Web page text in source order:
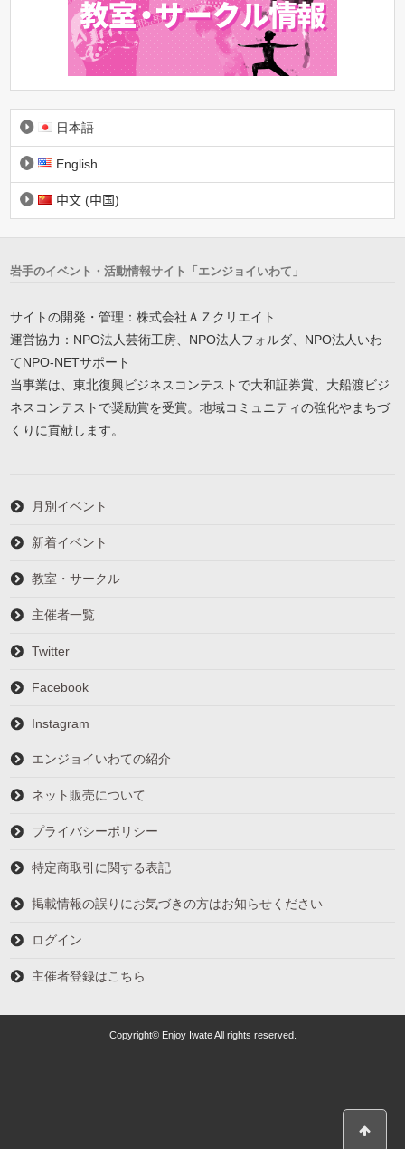
日本語
English
中文 (中国)
岩手のイベント・活動情報サイト「エンジョイいわて」
サイトの開発・管理：株式会社ＡＺクリエイト
運営協力：NPO法人芸術工房、NPO法人フォルダ、NPO法人いわ
てNPO-NETサポート
当事業は、東北復興ビジネスコンテストで大和証券賞、大船渡ビジ
ネスコンテストで奨励賞を受賞。地域コミュニティの強化やまちづ
くりに貢献します。
月別イベント
新着イベント
教室・サークル
主催者一覧
Twitter
Facebook
Instagram
エンジョイいわての紹介
ネット販売について
プライバシーポリシー
特定商取引に関する表記
掲載情報の誤りにお気づきの方はお知らせください
ログイン
主催者登録はこちら
Copyright© Enjoy Iwate All rights reserved.